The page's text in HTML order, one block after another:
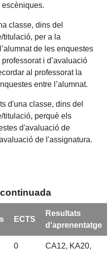
escèniques.
classe, dins del
titulació, per a la
de les enquestes
i d’avaluació
al professorat la
entre l’alumnat.
d'una classe, dins del
titulació, perquè els
d'avaluació de
de l'assignatura.
ECTS
Resultats
d'aprenentatge
0
CA12, KA20,